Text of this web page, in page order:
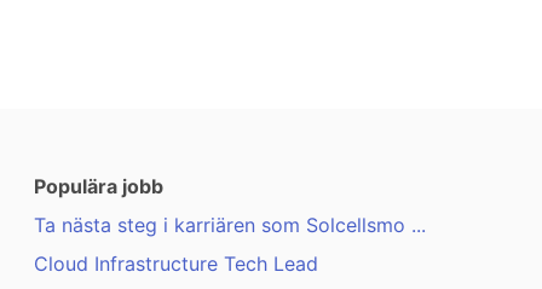
Populära jobb
Ta nästa steg i karriären som Solcellsmo ...
Cloud Infrastructure Tech Lead